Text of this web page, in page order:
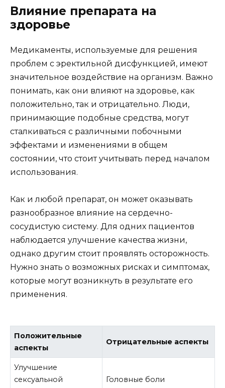
Влияние препарата на
здоровье
Медикаменты, используемые для решения
проблем с эректильной дисфункцией, имеют
значительное воздействие на организм. Важно
понимать, как они влияют на здоровье, как
положительно, так и отрицательно. Люди,
принимающие подобные средства, могут
сталкиваться с различными побочными
эффектами и изменениями в общем
состоянии, что стоит учитывать перед началом
использования.
Как и любой препарат, он может оказывать
разнообразное влияние на сердечно-
сосудистую систему. Для одних пациентов
наблюдается улучшение качества жизни,
однако другим стоит проявлять осторожность.
Нужно знать о возможных рисках и симптомах,
которые могут возникнуть в результате его
применения.
Положительные
аспекты
Отрицательные аспекты
Улучшение
сексуальной
Головные боли